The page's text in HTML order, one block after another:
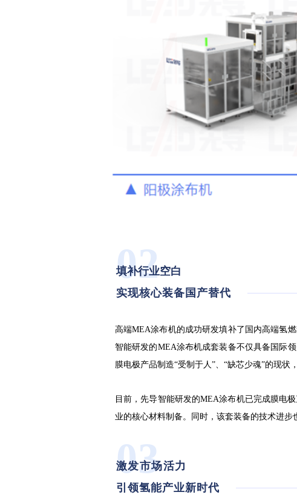
02
填补行业空白
实现核心装备国产替代
高端MEA涂布机的成功研发填补了国内高端氢
智能研发的MEA涂布机成套装备不仅具备国际
膜电极产品制造“受制于人”、“缺芯少魂”的现状
目前，先导智能研发的MEA涂布机已完成膜电
业的核心材料制备。同时，该套装备的技术进
03
激发市场活力
引领氢能产业新时代